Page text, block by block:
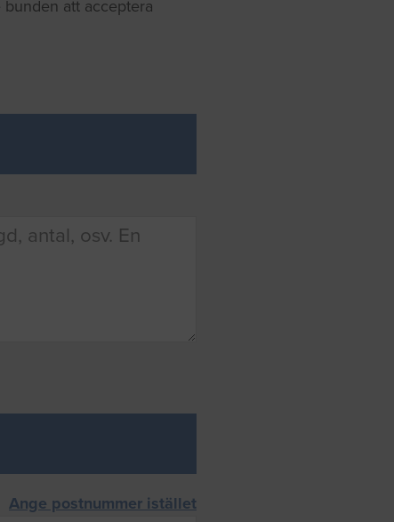
att acceptera
Ange postnummer istället